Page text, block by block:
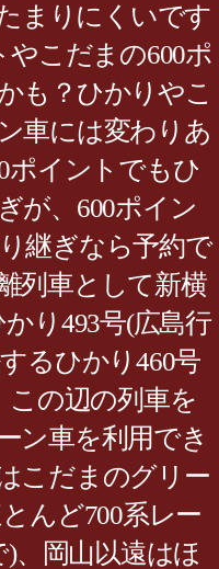
まりにくいです
こだまの600ポ
も？ひかりやこ
車には変わりあ
ポイントでもひ
が、600ポイン
継ぎなら予約で
列車として新横
り493号(広島行
るひかり460号
この辺の列車を
ン車を利用でき
こだまのグリー
んど700系レー
、岡山以遠はほ